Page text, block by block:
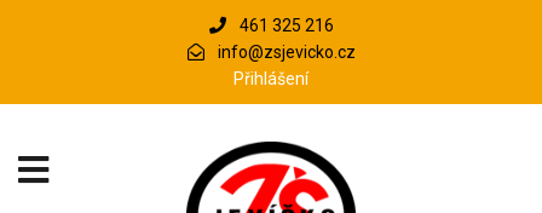
461 325 216
info@zsjevicko.cz
Přihlášení